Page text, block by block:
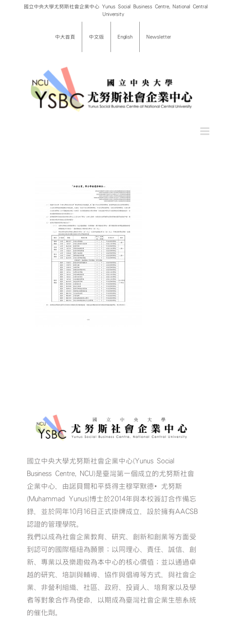
國立中央大學尤努斯社會企業中心 Yunus Social Business Centre, National Central
University
中大首頁 中文版 English Newsletter
國立中央大學尤努斯社會企業中心(Yunus Social
Business Centre, NCU)是臺灣第一個成立的尤努斯社會
企業中心，由諾貝爾和平獎得主穆罕默德•尤努斯
(Muhammad Yunus)博士於2014年與本校簽訂合作備忘
錄，並於同年10月16日正式掛牌成立，設於擁有AACSB
認證的管理學院。
我們以成為社會企業教育、研究、創新和創業等方面受
到認可的國際樞紐為願景；以同理心、責任、誠信、創
新、專業以及樂趣做為本中心的核心價值；並以通過卓
越的研究、培訓與輔導、協作與倡導等方式，與社會企
業、非營利組織、社區、政府、投資人、培育家以及學
者等對象合作為使命，以期成為臺灣社會企業生態系統
的催化劑。